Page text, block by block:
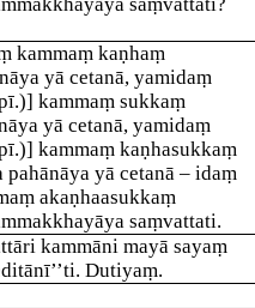
kammaṃ kaṇhaṃ
yā cetanā, yamidaṃ
kammaṃ sukkaṃ
yā cetanā, yamidaṃ
kammaṃ kaṇhasukkaṃ
pahānāya yā cetanā – idaṃ
akaṇhaasukkaṃ
saṃvattati.
kammāni mayā sayaṃ
Dutiyaṃ.